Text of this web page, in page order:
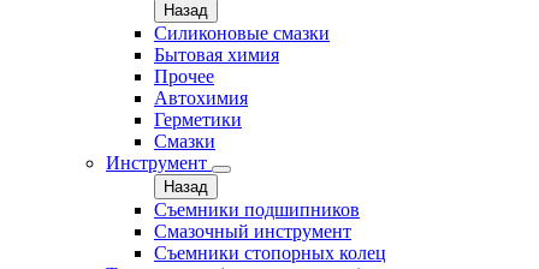
Назад
Силиконовые смазки
Бытовая химия
Прочее
Автохимия
Герметики
Смазки
Инструмент
Назад
Съемники подшипников
Смазочный инструмент
Съемники стопорных колец